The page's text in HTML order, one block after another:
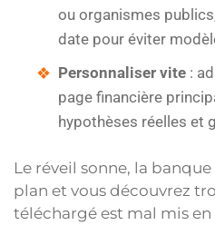
ou organismes
date pour éviter
Personnaliser vite :
page financière
hypothèses réelles et
Le réveil sonne, la
plan et vous découvrez
téléchargé est mal mis en